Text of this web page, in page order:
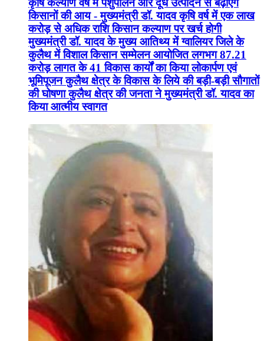
किसानों की आय - मुख्यमंत्री डॉ. यादव कृषि वर्ष में एक लाख
करोड़ से अधिक राशि किसान कल्याण पर खर्च होगी
मुख्यमंत्री डॉ. यादव के मुख्य आतिथ्य में ग्वालियर जिले के
कुलैथ में विशाल किसान सम्मेलन आयोजित लगभग 87.21
करोड़ लागत के 41 विकास कार्यों का किया लोकार्पण एवं
भूमिपूजन कुलैथ क्षेत्र के विकास के लिये की बड़ी-बड़ी सौगातों
की घोषणा कुलैथ क्षेत्र की जनता ने मुख्यमंत्री डॉ. यादव का
किया आत्मीय स्वागत